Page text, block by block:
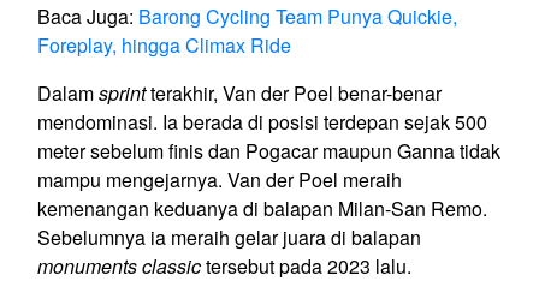
Baca Juga: Barong Cycling Team Punya Quickie,
Foreplay, hingga Climax Ride
Dalamsprintterakhir, Van der Poel benar-benar
mendominasi. Ia berada di posisi terdepan sejak 500
meter sebelum finis dan Pogacar maupun Ganna tidak
mampu mengejarnya. Van der Poel meraih
kemenangan keduanya di balapan Milan-San Remo.
Sebelumnya ia meraih gelar juara di balapan
monuments classictersebut pada 2023 lalu.